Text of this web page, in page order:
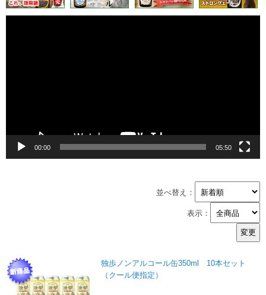
00:00 05:50
並べ替え：
表示：
独歩ノンアルコール缶350ml 10本セット
（クール便指定）